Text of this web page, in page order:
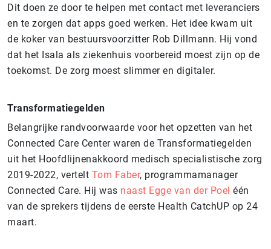
Dit doen ze door te helpen met contact met leveranciers
en te zorgen dat apps goed werken. Het idee kwam uit
de koker van bestuursvoorzitter Rob Dillmann. Hij vond
dat het Isala als ziekenhuis voorbereid moest zijn op de
toekomst. De zorg moest slimmer en digitaler.
Transformatiegelden
Belangrijke randvoorwaarde voor het opzetten van het
Connected Care Center waren de Transformatiegelden
uit het Hoofdlijnenakkoord medisch specialistische zorg
2019-2022, vertelt Tom Faber, programmamanager
Connected Care. Hij was naast Egge van der Poel één
van de sprekers tijdens de eerste Health CatchUP op 24
maart.